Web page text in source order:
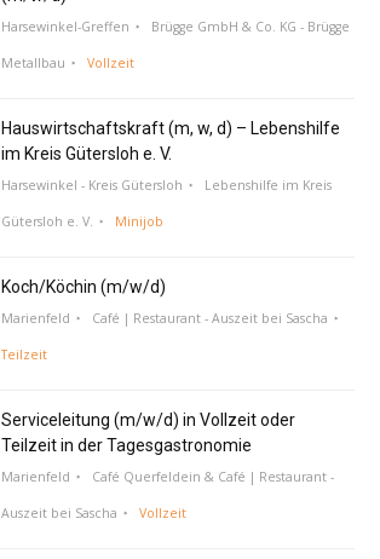
Harsewinkel-Greffen Brügge GmbH & Co. KG - Brügge
Metallbau Vollzeit
Hauswirtschaftskraft (m, w, d) – Lebenshilfe
im Kreis Gütersloh e. V.
Harsewinkel - Kreis Gütersloh Lebenshilfe im Kreis
Gütersloh e. V. Minijob
Koch/Köchin (m/w/d)
Marienfeld Café | Restaurant - Auszeit bei Sascha
Teilzeit
Serviceleitung (m/w/d) in Vollzeit oder
Teilzeit in der Tagesgastronomie
Marienfeld Café Querfeldein & Café | Restaurant -
Auszeit bei Sascha Vollzeit